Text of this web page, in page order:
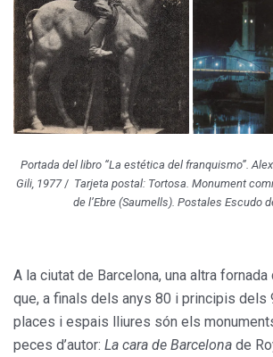
Portada del libro “La estética del franquismo”.
Gili, 1977/ Tarjeta postal: Tortosa. Monument
de l’Ebre (Saumells). Postales Escudo
A la ciutat de Barcelona, una altra
que, a finals dels anys 80 i principis dels
places i espais lliures són els
peces d’autor: La cara de Barcelona de